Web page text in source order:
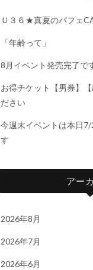
Ｕ３６★真夏のパフェ
「年齢って」
8月イベント発売完了で
お得チケット【男券】
ださい
今週末イベントは本日
す
アー
2026年8月
2026年7月
2026年6月